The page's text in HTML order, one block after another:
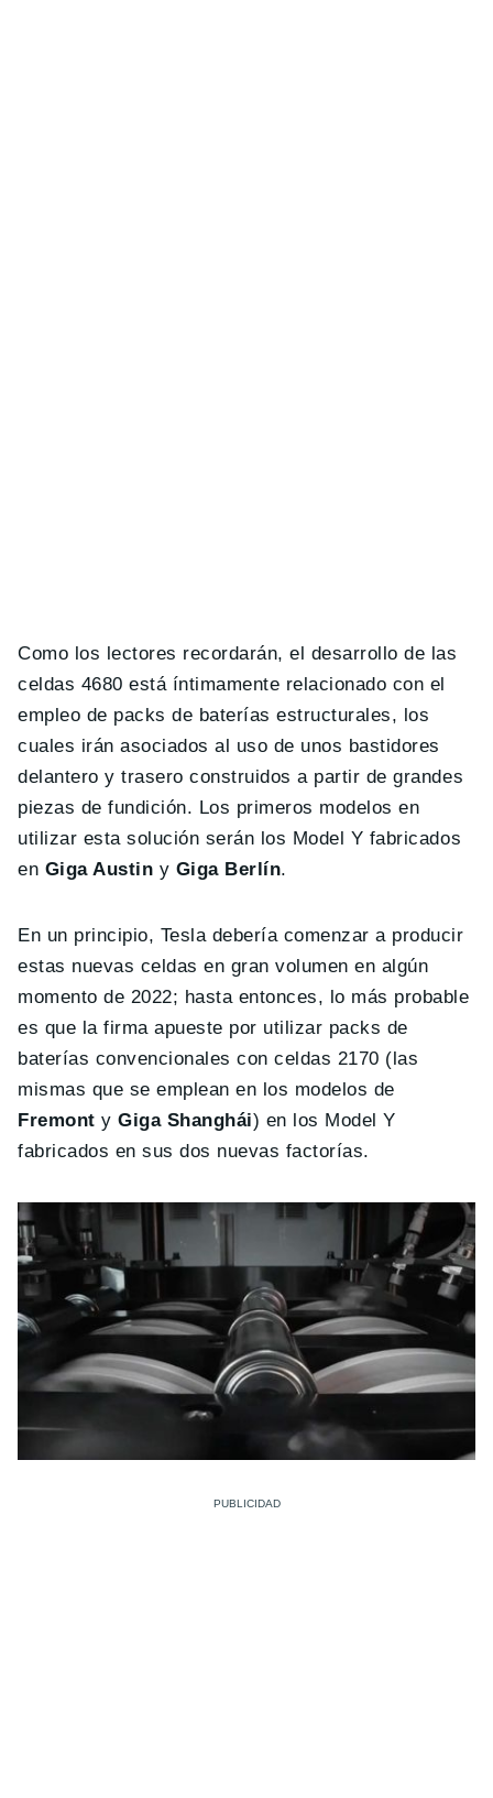
Como los lectores recordarán, el desarrollo de las
celdas 4680 está íntimamente relacionado con el
empleo de packs de baterías estructurales, los
cuales irán asociados al uso de unos bastidores
delantero y trasero construidos a partir de grandes
piezas de fundición. Los primeros modelos en
utilizar esta solución serán los Model Y fabricados
en Giga Austin y Giga Berlín.
En un principio, Tesla debería comenzar a producir
estas nuevas celdas en gran volumen en algún
momento de 2022; hasta entonces, lo más probable
es que la firma apueste por utilizar packs de
baterías convencionales con celdas 2170 (las
mismas que se emplean en los modelos de
Fremont yGiga Shanghái) en los Model Y
fabricados en sus dos nuevas factorías.